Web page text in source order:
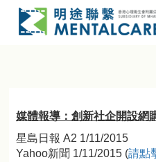
媒體報導：創新社企開設網
星島日報 A2 1/11/2015
Yahoo新聞 1/11/2015 (請點